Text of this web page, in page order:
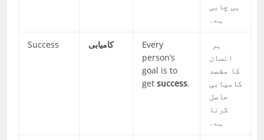
ہی چابی
ہے۔
Success کامیابی
Every
person’s
goal is to
getsuccess.
انسان
کا مقصد
کامیابی
حاصل
کرنا
ہے۔